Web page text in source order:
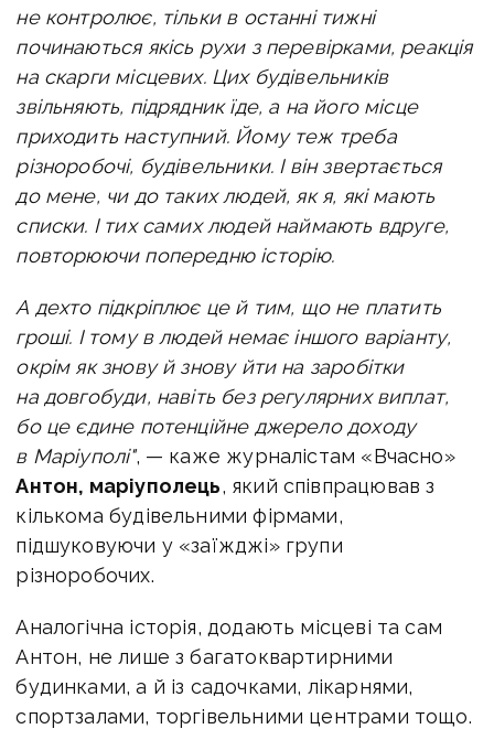
не контролює, тільки в останні тижні
починаються якісь рухи з перевірками, реакція
на скарги місцевих. Цих будівельників
звільняють, підрядник їде, а на його місце
приходить наступний. Йому теж треба
різноробочі, будівельники. І він звертається
до мене, чи до таких людей, як я, які мають
списки. І тих самих людей наймають вдруге,
повторюючи попередню історію.
А дехто підкріплює це й тим, що не платить
гроші. І тому в людей немає іншого варіанту,
окрім як знову й знову йти на заробітки
на довгобуди, навіть без регулярних виплат,
бо це єдине потенційне джерело доходу
в Маріуполі", — каже журналістам «Вчасно»
Антон, маріуполець, який співпрацював з
кількома будівельними фірмами,
підшуковуючи у «заїжджі» групи
різноробочих.
Аналогічна історія, додають місцеві та сам
Антон, не лише з багатоквартирними
будинками, а й із садочками, лікарнями,
спортзалами, торгівельними центрами тощо.